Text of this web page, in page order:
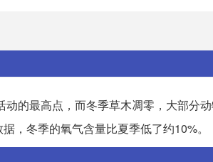
的最高点，而冬季草木凋零，大部分
，冬季的氧气含量比夏季低了约10%。